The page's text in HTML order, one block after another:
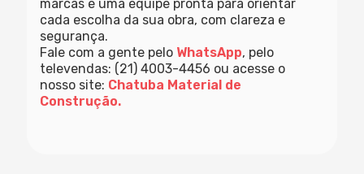
marcas e uma equipe pronta para orientar
cada escolha da sua obra, com clareza e
segurança.
Fale com a gente pelo WhatsApp, pelo
televendas: (21) 4003-4456 ou acesse o
nosso site: Chatuba Material de
Construção.